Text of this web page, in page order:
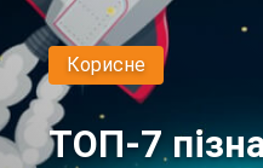
Корисне
ТОП-7